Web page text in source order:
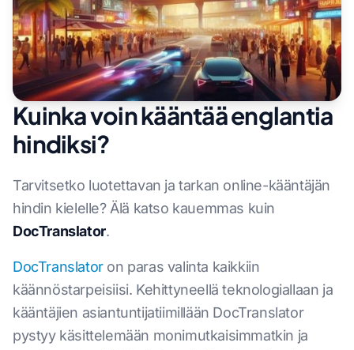
Kuinka voin kääntää englantia
hindiksi?
Tarvitsetko luotettavan ja tarkan online-kääntäjän
hindin kielelle? Älä katso kauemmas kuin
DocTranslator.
DocTranslatoron paras valinta kaikkiin
käännöstarpeisiisi. Kehittyneellä teknologiallaan ja
kääntäjien asiantuntijatiimillään DocTranslator
pystyy käsittelemään monimutkaisimmatkin ja